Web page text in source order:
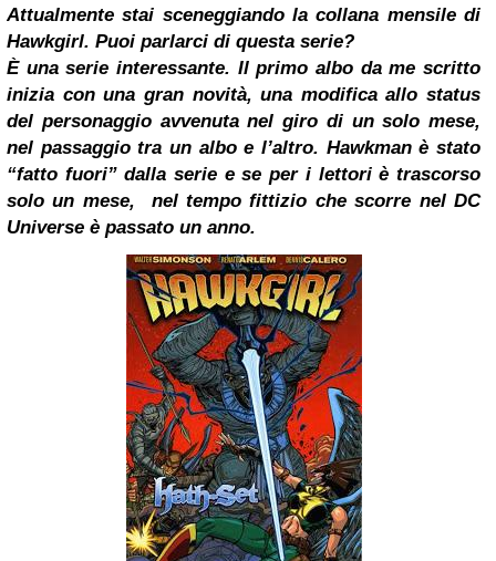
Attualmente stai sceneggiando la collana mensile di
Hawkgirl. Puoi parlarci di questa serie?
È una serie interessante. Il primo albo da me scritto
inizia con una gran novità, una modifica allo status
del personaggio avvenuta nel giro di un solo mese,
nel passaggio tra un albo e l’altro. Hawkman è stato
“fatto fuori” dalla serie e se per i lettori è trascorso
solo un mese, nel tempo fittizio che scorre nel DC
Universe è passato un anno.